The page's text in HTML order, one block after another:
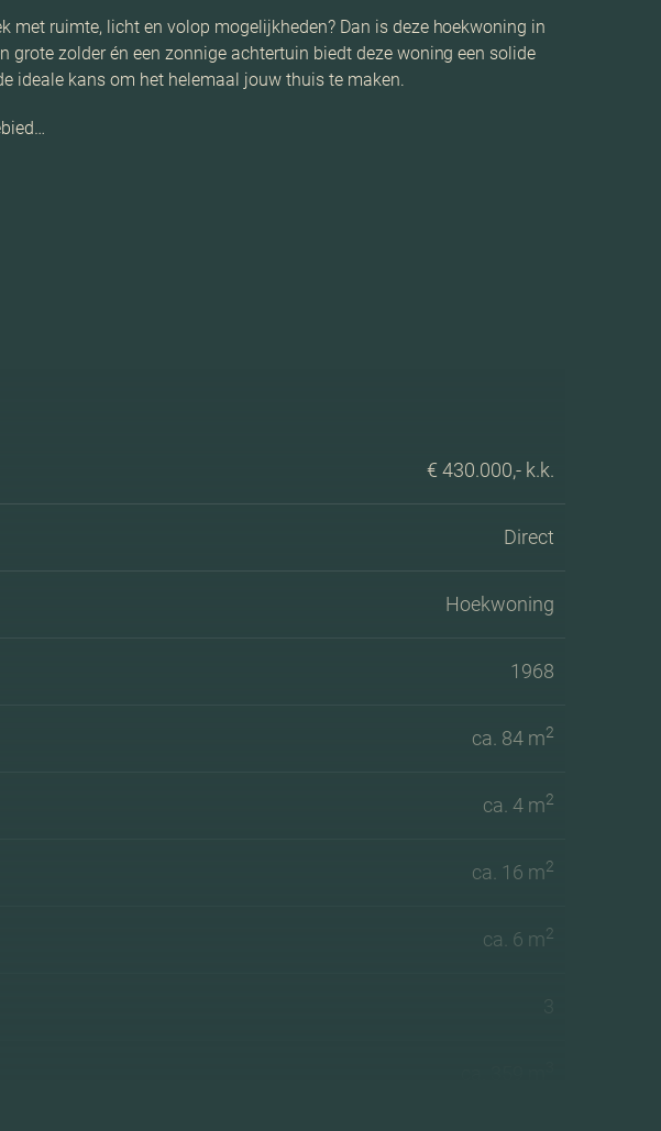
met ruimte, licht en volop mogelijkheden? Dan is deze hoekwoning in
grote zolder én een zonnige achtertuin biedt deze woning een solide
ideale kans om het helemaal jouw thuis te maken.
€ 430.000,- k.k.
Direct
Hoekwoning
1968
ca. 84 m2
ca. 4 m2
ca. 16 m2
ca. 6 m2